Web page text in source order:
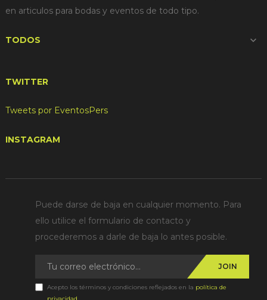
en articulos para bodas y eventos de todo tipo.
TODOS 
TWITTER
Tweets por EventosPers
INSTAGRAM
Puede darse de baja en cualquier momento. Para
ello utilice el formulario de contacto y
procederemos a darle de baja lo antes posible.
JOIN
Acepto los términos y condiciones reflejados en la política de